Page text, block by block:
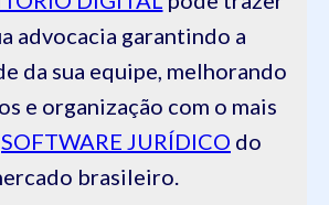
advocacia garantindo a
da sua equipe, melhorando
e organização com o mais
SOFTWARE JURÍDICO do
brasileiro.